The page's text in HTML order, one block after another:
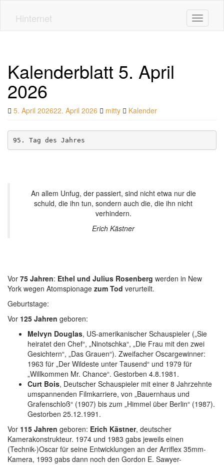
Hinternet Toggle
Kalenderblatt 5. April
2026
5. April 202622. April 2026 mitty Kalender
95. Tag des Jahres
An allem Unfug, der passiert, sind nicht etwa nur die
schuld, die ihn tun, sondern auch die, die ihn nicht
verhindern.
Erich Kästner
Vor 75 Jahren: Ethel und Julius Rosenberg werden in New
York wegen Atomspionage zum Tod verurteilt.
Geburtstage:
Vor 125 Jahren geboren:
Melvyn Douglas, US-amerikanischer Schauspieler („Sie
heiratet den Chef“, „Ninotschka“, „Die Frau mit den zwei
Gesichtern“, „Das Grauen“). Zweifacher Oscargewinner:
1963 für „Der Wildeste unter Tausend“ und 1979 für
„Willkommen Mr. Chance“. Gestorben 4.8.1981.
Curt Bois, Deutscher Schauspieler mit einer 8 Jahrzehnte
umspannenden Filmkarriere, von „Bauernhaus und
Grafenschloß“ (1907) bis zum „Himmel über Berlin“ (1987).
Gestorben 25.12.1991.
Vor 115 Jahren geboren: Erich Kästner, deutscher
Kamerakonstrukteur. 1974 und 1983 gabs jeweils einen
(Technik-)Oscar für seine Entwicklungen an der Arriflex 35mm-
Kamera, 1993 gabs dann noch den Gordon E. Sawyer-